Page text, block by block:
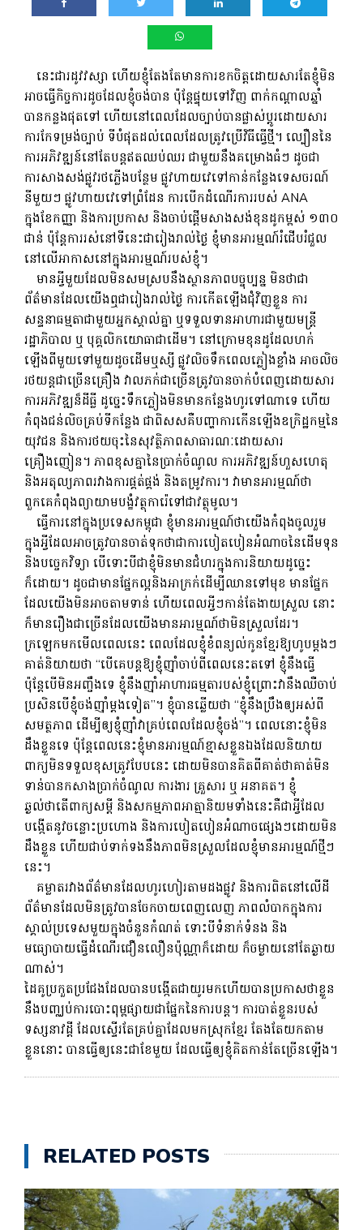
នេះជារដូវវស្សា ហើយខ្ញុំតែងតែមានការខកចិត្តដោយសារតែខ្ញុំមិន
អាចធ្វើកិច្ចការដូចដែលខ្ញុំចង់បាន ប៉ុន្តែផ្ទុយទៅវិញ ពាក់កណ្តាលឆ្នាំ
បានកន្លងផុតទៅ ហើយនៅពេលដែលច្បាប់បានផ្លាស់ប្តូរដោយសារ
ការកែទម្រង់ច្បាប់ ទីបំផុតដល់ពេលដែលត្រូវប្រើវិធីធ្វើថ្មី។ ល្បឿននៃ
ការអភិវឌ្ឍន៍នៅតែបន្តឥតឈប់ឈរ ជាមួយនឹងគម្រោងធំៗ ដូចជា
ការសាងសង់ផ្លូវរថភ្លើងបន្ថែម ផ្លូវហាយវេទៅកាន់កន្លែងទេសចរណ៍
នីមួយៗ ផ្លូវហាយវេទៅព្រំដែន ការបើកដំណើរការរបស់ ANA
ក្នុងខែកញ្ញា និងការប្រកាស និងចាប់ផ្តើមសាងសង់ខុនដូកម្ពស់ ១៣០
ជាន់ ប៉ុន្តែការរស់នៅទីនេះជារៀងរាល់ថ្ងៃ ខ្ញុំមានអារម្មណ៍រំជើបរំជួល
នៅលើអាកាសនៅក្នុងអារម្មណ៍របស់ខ្ញុំ។
មានអ្វីមួយដែលមិនសមស្របនឹងស្ថានភាពបច្ចុប្បន្ន មិនថាជា
ព័ត៌មានដែលយើងឮជារៀងរាល់ថ្ងៃ ការកើតឡើងជុំវិញខ្លួន ការ
សន្ទនាធម្មតាជាមួយអ្នកស្គាល់គ្នា ឬទទួលទានអាហារជាមួយមន្ត្រី
រដ្ឋាភិបាល ឬ បុគ្គលិកយោធាជាដើម។ នៅក្រោមខុនដូដែលហក់
ឡើងពីមួយទៅមួយដូចដើមឬស្សី ផ្លូវលិចទឹកពេលភ្លៀងខ្លាំង អាចលិច
រថយន្តជាច្រើនគ្រឿង វាលភក់ជាច្រើនត្រូវបានចាក់បំពេញដោយសារ
ការអភិវឌ្ឍន៏ដីធ្លី ដូច្នេះទឹកភ្លៀងមិនមានកន្លែងហូរទៅណាទេ ហើយ
កំពុងជន់លិចគ្រប់ទីកន្លែង ជាពិសសគឺបញ្ហាការកើនឡើងឧក្រិដ្ឋកម្មនៃ
យុវជន និងការថយចុះនៃសុវត្ថិភាពសាធារណៈដោយសារ
គ្រឿងញៀន។ ភាពខុសគ្នានៃប្រាក់ចំណូល ការអភិវឌ្ឍន៍ហួសហេតុ
និងអតុល្យភាពរវាងការផ្គត់ផ្គង់ និងតម្រូវការ។ វា​មាន​អារម្មណ៍​ថា​
ពួកគេ​កំពុង​ព្យាយាម​បង្ខំ​វត្ថុ​ការ៉េ​ទៅ​ជា​វត្ថុ​មូល។
ធ្វើការនៅក្នុងប្រទេសកម្ពុជា ខ្ញុំមានអារម្មណ៍ថាយើងកំពុងចូលរួម
ក្នុងអ្វីដែលអាចត្រូវបានចាត់ទុកថាជាការបៀតបៀនអំណាចនៃដើមទុន
និងបច្ចេកវិទ្យា បើទោះបីជាខ្ញុំមិនមានជំហរក្នុងការនិយាយដូច្នេះ
ក៏ដោយ។ ដូច​ជា​មាន​ផ្នែក​ល្អ​និង​អាក្រក់​ដើម្បី​ឈាន​ទៅ​មុខ មាន​ផ្នែក​
ដែល​យើង​មិន​អាច​តាម​ទាន់ ហើយ​ពេល​អ្វីៗ​កាន់​តែ​ងាយ​ស្រួល នោះ​
ក៏​មាន​រឿង​ជា​ច្រើន​ដែល​យើង​មាន​អារម្មណ៍​ថា​មិន​ស្រួល​ដែរ។
ក្រឡេកមកមើលពេលនេះ ពេលដែលខ្ញុំខំពន្យល់កូនខ្មែរឱ្យហូបម្តងៗ
គាត់និយាយថា “បើគេបន្តឱ្យខ្ញុំញ៉ាំចាប់ពីពេលនេះតទៅ ខ្ញុំនឹងធ្វើ
ប៉ុន្តែបើមិនអញ្ចឹងទេ ខ្ញុំនឹងញ៉ាំអាហារធម្មតារបស់ខ្ញុំព្រោះវានឹងឈឺចាប់
ប្រសិនបើខ្ញុំចង់ញ៉ាំម្តងទៀត”។ ខ្ញុំ​បាន​ឆ្លើយ​ថា “ខ្ញុំ​នឹង​ប្រឹង​ឲ្យ​អស់​ពី​
សមត្ថភាព ដើម្បី​ឲ្យ​ខ្ញុំ​ញ៉ាំ​វា​គ្រប់​ពេល​ដែល​ខ្ញុំ​ចង់”។​ ពេលនោះខ្ញុំមិន
ដឹងខ្លួនទេ ប៉ុន្តែពេលនេះខ្ញុំមានអារម្មណ៍ខ្មាសខ្លួនឯងដែលនិយាយ
ពាក្យមិនទទួលខុសត្រូវបែបនេះ ដោយមិនបានគិតពីគាត់ថាគាត់មិន
ទាន់បានកសាងប្រាក់ចំណូល ការងារ គ្រួសារ ឬ អនាគត។ ខ្ញុំ
ឆ្ងល់ថាតើពាក្យសម្ដី និងសកម្មភាពអាត្មានិយមទាំងនេះគឺជាអ្វីដែល
បង្កើតនូវចន្លោះប្រហោង និងការបៀតបៀនអំណាចផ្សេងៗដោយមិន
ដឹងខ្លួន ហើយជាប់ទាក់ទងនឹងភាពមិនស្រួលដែលខ្ញុំមានអារម្មណ៍ថ្មីៗ
នេះ។
គម្លាតរវាងព័ត៌មានដែលហូរហៀរតាមដងផ្លូវ និងការពិតនៅលើដី
ព័ត៌មានដែលមិនត្រូវបានចែកចាយពេញលេញ ភាពលំបាកក្នុងការ
ស្គាល់ប្រទេសមួយក្នុងចំនួនកំណត់ ទោះបីទំនាក់ទំនង និង
មធ្យោបាយធ្វើដំណើរជឿនលឿនប៉ុណ្ណាក៏ដោយ ក៏ចម្ងាយនៅតែឆ្ងាយ
ណាស់។
ដៃគូប្រកួតប្រជែងដែលបានបង្កើតជាយូរមកហើយបានប្រកាសថាខ្លួន
នឹងបញ្ឈប់ការបោះពុម្ពផ្សាយជាផ្នែកនៃការបន្ត។ ការបាត់ខ្លួនរបស់
ទស្សនាវដ្ដី ដែលស្ទើរតែគ្រប់គ្នាដែលមកស្រុកខ្មែរ តែងតែយកតាម
ខ្លួននោះ បានធ្វើឲ្យនេះជាខែមួយ ដែលធ្វើឲ្យខ្ញុំគិតកាន់តែច្រើនឡើង។
RELATED POSTS